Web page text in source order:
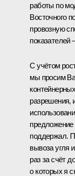
работы по
Восточного
провозную
показателей
С учётом
мы просим
разрешения,
поддержал.
вывоза угля
раз за счёт
о которых я